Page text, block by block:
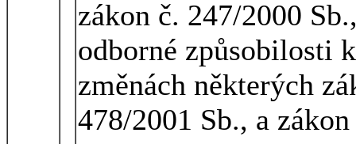
zákon č. 247/2000
odborné způsobilosti
změnách některých
478/2001 Sb., a